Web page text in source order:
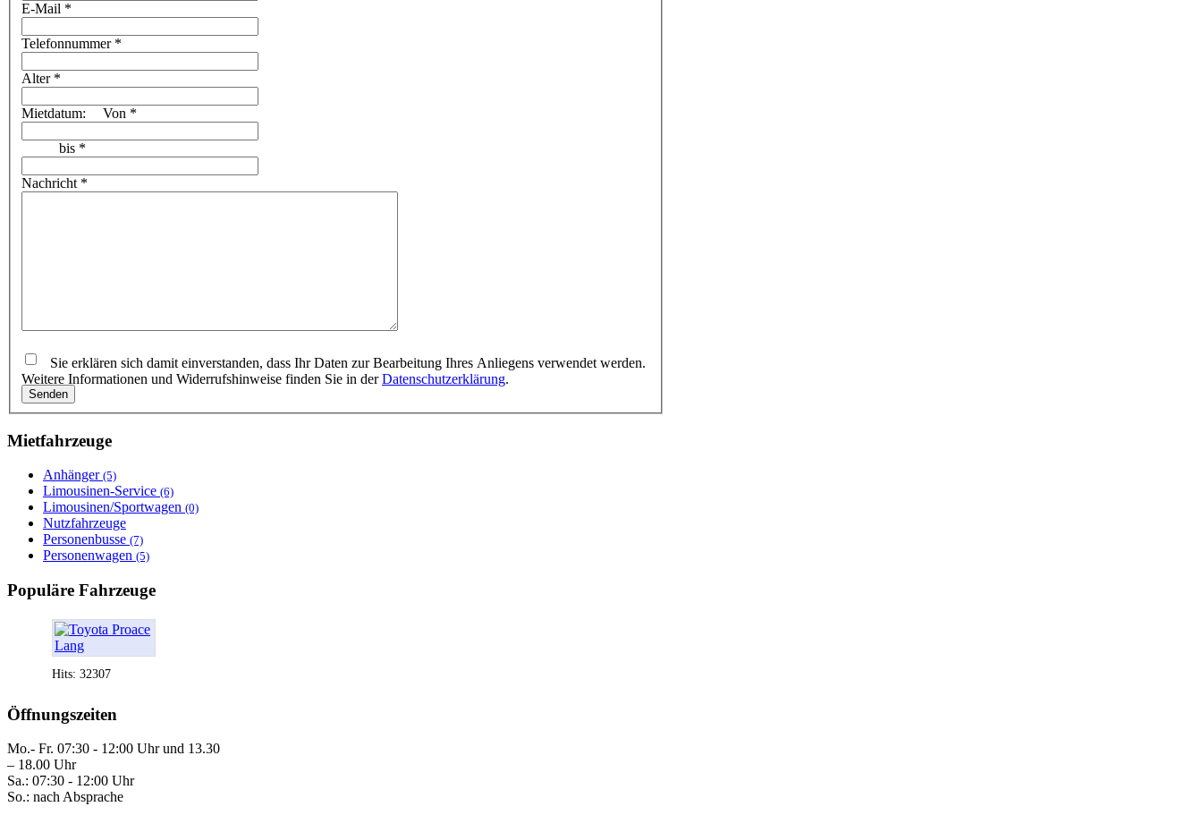
E-Mail *
Telefonnummer*
Alter*
Mietdatum: Von *
bis *
Nachricht *
Sie erklären sich damit einverstanden, dass Ihr Daten zur Bearbeitung Ihres Anliegens verwendet werden.
Weitere Informationen und Widerrufshinweise finden Sie in derDatenschutzerklärung.
Senden
Mietfahrzeuge
Anhänger (5)
Limousinen-Service (6)
Limousinen/Sportwagen (0)
Nutzfahrzeuge
Personenbusse (7)
Personenwagen (5)
Populäre Fahrzeuge
Hits: 32307
Öffnungszeiten
Mo.- Fr. 07:30 - 12:00 Uhr und 13.30
– 18.00 Uhr
Sa.: 07:30 - 12:00 Uhr
So.: nach Absprache